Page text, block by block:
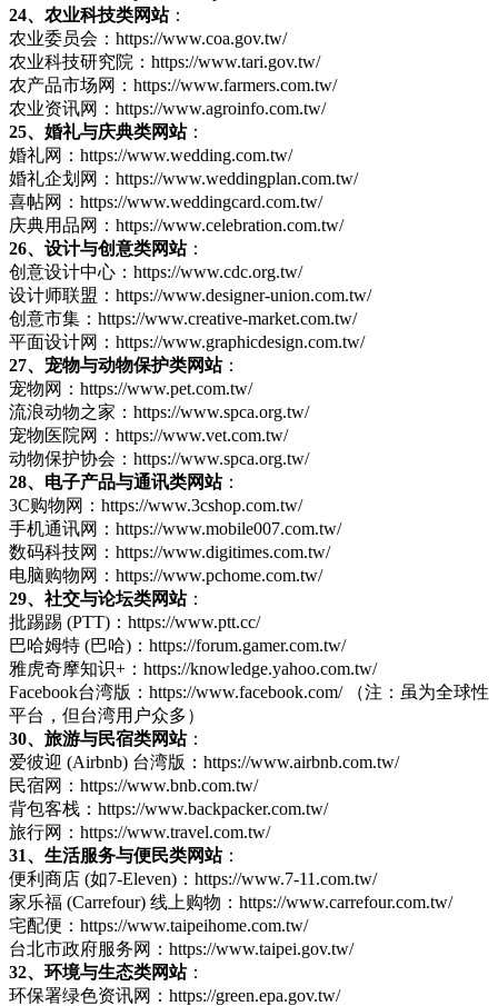
24、农业科技类网站：
农业委员会：https://www.coa.gov.tw/
农业科技研究院：https://www.tari.gov.tw/
农产品市场网：https://www.farmers.com.tw/
农业资讯网：https://www.agroinfo.com.tw/
25、婚礼与庆典类网站：
婚礼网：https://www.wedding.com.tw/
婚礼企划网：https://www.weddingplan.com.tw/
喜帖网：https://www.weddingcard.com.tw/
庆典用品网：https://www.celebration.com.tw/
26、设计与创意类网站：
创意设计中心：https://www.cdc.org.tw/
设计师联盟：https://www.designer-union.com.tw/
创意市集：https://www.creative-market.com.tw/
平面设计网：https://www.graphicdesign.com.tw/
27、宠物与动物保护类网站：
宠物网：https://www.pet.com.tw/
流浪动物之家：https://www.spca.org.tw/
宠物医院网：https://www.vet.com.tw/
动物保护协会：https://www.spca.org.tw/
28、电子产品与通讯类网站：
3C购物网：https://www.3cshop.com.tw/
手机通讯网：https://www.mobile007.com.tw/
数码科技网：https://www.digitimes.com.tw/
电脑购物网：https://www.pchome.com.tw/
29、社交与论坛类网站：
批踢踢 (PTT)：https://www.ptt.cc/
巴哈姆特 (巴哈)：https://forum.gamer.com.tw/
雅虎奇摩知识+：https://knowledge.yahoo.com.tw/
Facebook台湾版：https://www.facebook.com/ （注：虽为全球性
平台，但台湾用户众多）
30、旅游与民宿类网站：
爱彼迎 (Airbnb) 台湾版：https://www.airbnb.com.tw/
民宿网：https://www.bnb.com.tw/
背包客栈：https://www.backpacker.com.tw/
旅行网：https://www.travel.com.tw/
31、生活服务与便民类网站：
便利商店 (如7-Eleven)：https://www.7-11.com.tw/
家乐福 (Carrefour) 线上购物：https://www.carrefour.com.tw/
宅配便：https://www.taipeihome.com.tw/
台北市政府服务网：https://www.taipei.gov.tw/
32、环境与生态类网站：
环保署绿色资讯网：https://green.epa.gov.tw/